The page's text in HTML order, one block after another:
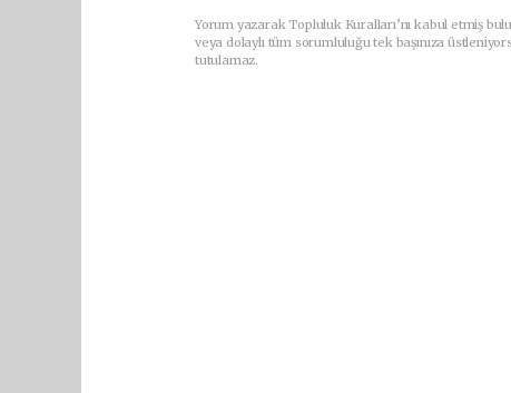
Yorum yazarak Topluluk Kuralları’nı kabul etmiş
veya dolaylı tüm sorumluluğu tek başınıza
tutulamaz.